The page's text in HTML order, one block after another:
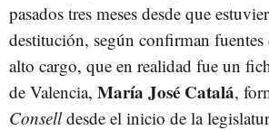
pasados tres meses desde que
destitución, según confirman
alto cargo, que en realidad fue un
de Valencia, María José Catalá,
Conselldesde el inicio de la